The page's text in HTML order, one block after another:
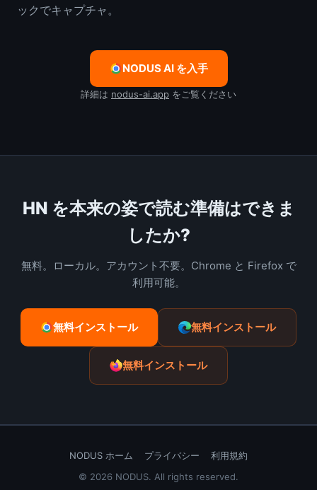
ックでキャプチャ。
NODUS AI を入手
詳細は nodus-ai.app をご覧ください
HN を本来の姿で読む準備はできま
したか?
無料。ローカル。アカウント不要。Chrome と Firefox で
利用可能。
無料インストール 無料インストール
無料インストール
NODUS ホーム プライバシー
利用規約
© 2026 NODUS. All rights reserved.